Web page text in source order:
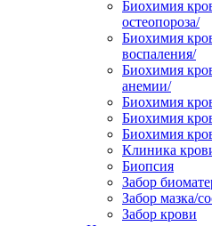
Биохимия
остеопороза/
Биохимия
воспаления/
Биохимия
анемии/
Биохимия
Биохимия
Биохимия
Клиника
Биопсия
Забор
Забор мазка/
Забор крови